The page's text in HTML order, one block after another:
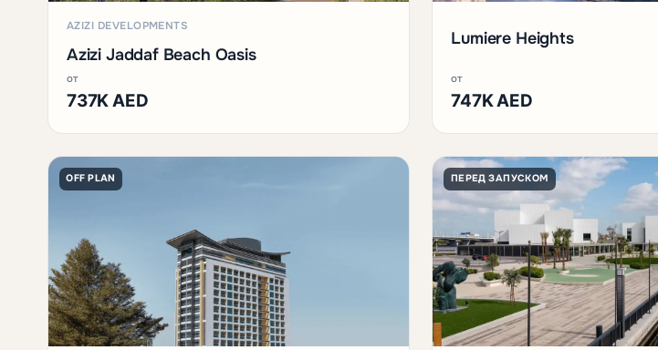
AZIZI DEVELOPMENTS
Azizi Jaddaf Beach Oasis
от
737K AED
Lumiere Heights
от
747K AED
OFF PLAN ПЕРЕД ЗАПУСКОМ